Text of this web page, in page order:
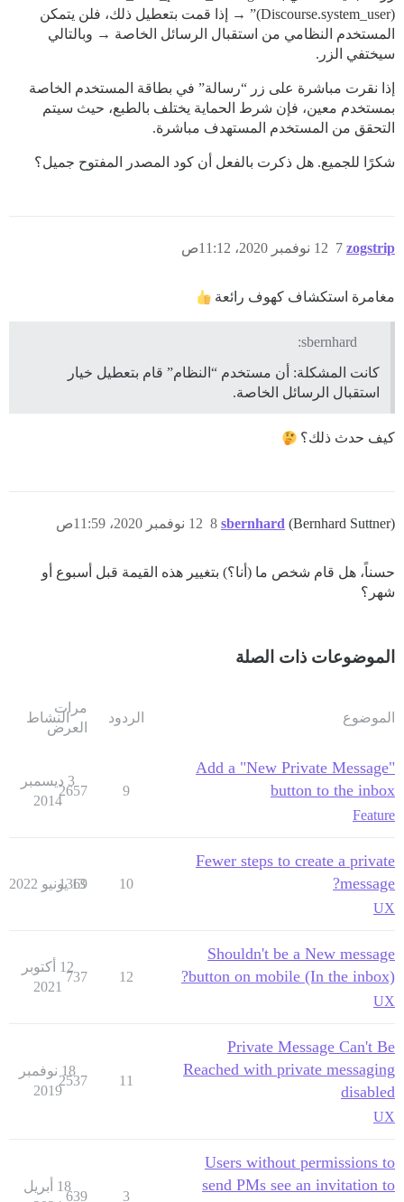
(Discourse.system_user)” → إذا قمت بتعطيل ذلك، فلن يتمكن
المستخدم النظامي من استقبال الرسائل الخاصة → وبالتالي
سيختفي الزر.
إذا نقرت مباشرة على زر “رسالة” في بطاقة المستخدم الخاصة
بمستخدم معين، فإن شرط الحماية يختلف بالطبع، حيث سيتم
التحقق من المستخدم المستهدف مباشرة.
شكرًا للجميع. هل ذكرت بالفعل أن كود المصدر المفتوح جميل؟
zogstrip 12 نوفمبر 2020، 11:12ص 7
مغامرة استكشاف كهوف رائعة
sbernhard:
كانت المشكلة: أن مستخدم “النظام” قام بتعطيل خيار
استقبال الرسائل الخاصة.
كيف حدث ذلك؟
sbernhard (Bernhard Suttner) 12 نوفمبر 2020، 11:59ص 8
حسناً، هل قام شخص ما (أنا؟) بتغيير هذه القيمة قبل أسبوع أو
شهر؟
الموضوعات ذات الصلة
الموضوع الردود
مرات
العرض
النشاط
Add a "New Private Message"
button to the inbox
Feature
9
2657
3 ديسمبر
2014
Fewer steps to create a private
message?
UX
10
1369
13 يونيو 2022
Shouldn't be a New message
button on mobile (In the inbox)?
UX
12
737
12 أكتوبر
2021
Private Message Can't Be
Reached with private messaging
disabled
UX
11
2537
18 نوفمبر
2019
Users without permissions to
send PMs see an invitation to
3
639
18 أبريل